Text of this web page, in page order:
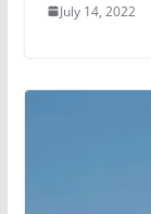
July 14, 2022